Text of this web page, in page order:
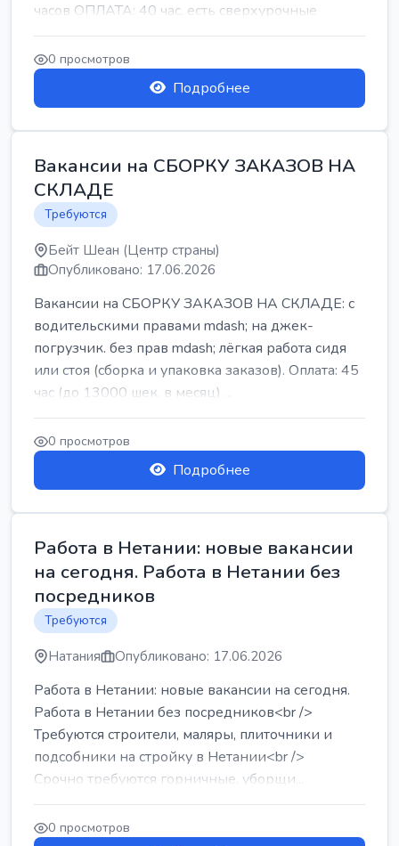
часов ОПЛАТА: 40 час, есть сверхурочные
ПИТАНИЕ ЕСТЬ Для синих б...
0 просмотров
Подробнее
Вакансии на СБОРКУ ЗАКАЗОВ НА
СКЛАДЕ
Требуются
Бейт Шеан (Центр страны)
Опубликовано: 17.06.2026
Вакансии на СБОРКУ ЗАКАЗОВ НА СКЛАДЕ: с
водительскими правами mdash; на джек-
погрузчик. без прав mdash; лёгкая работа сидя
или стоя (сборка и упаковка заказов). Оплата: 45
час (до 13000 шек. в месяц) ...
0 просмотров
Подробнее
Работа в Нетании: новые вакансии
на сегодня. Работа в Нетании без
посредников
Требуются
Натания Опубликовано: 17.06.2026
Работа в Нетании: новые вакансии на сегодня.
Работа в Нетании без посредников<br />
Требуются строители, маляры, плиточники и
подсобники на стройку в Нетании<br />
Срочно требуются горничные, уборщи...
0 просмотров